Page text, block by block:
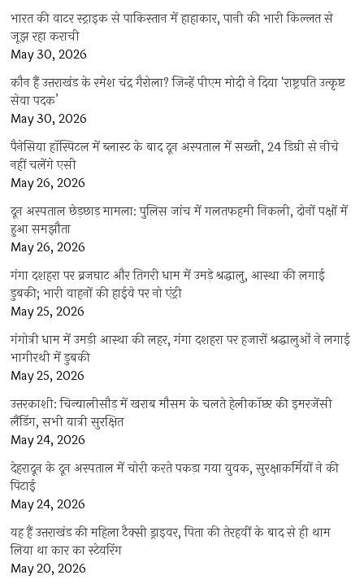
भारत की वाटर स्ट्राइक से पाकिस्तान में हाहाकार, पानी की भारी किल्लत से
जूझ रहा कराची
May 30, 2026
कौन हैं उत्तराखंड के रमेश चंद्र गैरोला? जिन्हें पीएम मोदी ने दिया ‘राष्ट्रपति उत्कृष्ट
सेवा पदक’
May 30, 2026
पैनेसिया हॉस्पिटल में ब्लास्ट के बाद दून अस्पताल में सख्ती, 24 डिग्री से नीचे
नहीं चलेंगे एसी
May 26, 2026
दून अस्पताल छेड़छाड़ मामला: पुलिस जांच में गलतफहमी निकली, दोनों पक्षों में
हुआ समझौता
May 26, 2026
गंगा दशहरा पर ब्रजघाट और तिगरी धाम में उमड़े श्रद्धालु, आस्था की लगाई
डुबकी; भारी वाहनों की हाईवे पर नो एंट्री
May 25, 2026
गंगोत्री धाम में उमड़ी आस्था की लहर, गंगा दशहरा पर हजारों श्रद्धालुओं ने लगाई
भागीरथी में डुबकी
May 25, 2026
उत्तरकाशी: चिन्यालीसौड़ में खराब मौसम के चलते हेलीकॉप्टर की इमरजेंसी
लैंडिंग, सभी यात्री सुरक्षित
May 24, 2026
देहरादून के दून अस्पताल में चोरी करते पकड़ा गया युवक, सुरक्षाकर्मियों ने की
पिटाई
May 24, 2026
यह हैं उत्तराखंड की महिला टैक्सी ड्राइवर, पिता की तेरहवीं के बाद से ही थाम
लिया था कार का स्टेयरिंग
May 20, 2026